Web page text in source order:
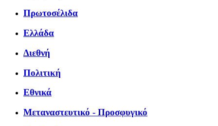
Πρωτοσέλιδα
Ελλάδα
Διεθνή
Πολιτική
Εθνικά
Μεταναστευτικό - Προσφυγικό